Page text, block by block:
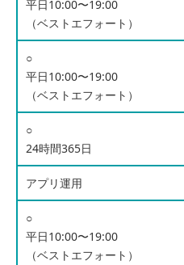
平日10:00〜19:00
（ベストエフォート）
○
平日10:00〜19:00
（ベストエフォート）
○
24時間365日
アプリ運用
○
平日10:00〜19:00
（ベストエフォート）